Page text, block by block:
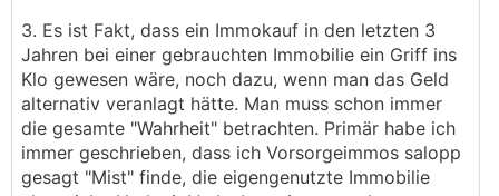
Gegenzug bin ich zugegebenermaßen nicht so
gut, wenn es um die Begründung aktueller und
künftiger Zustände des Immobilienmarktes durch
anektotische Erzählungen oder dem "kreativen"
Zusammensetzen eines eigens gewählten
Zahlenwerkes geht.
3. Es ist Fakt, dass ein Immokauf in den letzten 3
Jahren bei einer gebrauchten Immobilie ein Griff ins
Klo gewesen wäre, noch dazu, wenn man das Geld
alternativ veranlagt hätte. Man muss schon immer
die gesamte "Wahrheit" betrachten. Primär habe ich
immer geschrieben, dass ich Vorsorgeimmos salopp
gesagt "Mist" finde, die eigengenutzte Immobilie